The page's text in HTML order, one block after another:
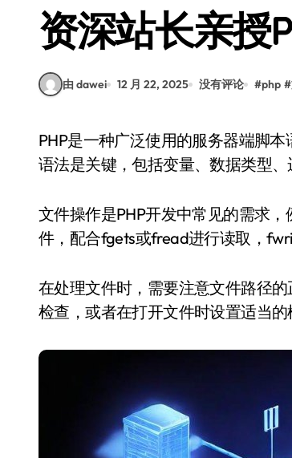
Go语言赋能大数据：实时引
数据引擎科技赋能：实时处
资深站长亲授
由 dawei 12 月 22, 2025 没有评论 #php #
PHP是一种广泛使用的服务器端脚本语言，适合快速开发动态网页。对于初学者来说，掌握基础
语法是关键，包括变量、数据类型、
文件操作是PHP开发中常见的需求
件，配合fgets或fread进行读取，
在处理文件时，需要注意文件路径
检查，或者在打开文件时设置适当的